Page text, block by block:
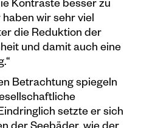
Kontraste besser zu
wir sehr viel
die Reduktion der
und damit auch eine
Betrachtung spiegeln
setzte er sich